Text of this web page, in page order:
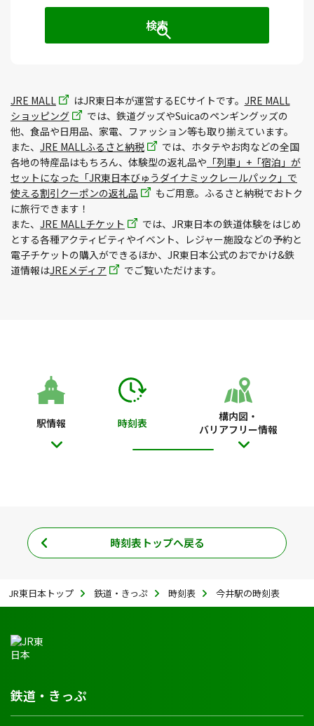
JRE MALL はJR東日本が運営するECサイトです。 JRE MALL
ショッピング
では、鉄道グッズやSuicaのペンギングッズの
他、食品や日用品、家電、ファッション等も取り揃えています。
また、 JRE MALLふるさと納税
では、ホタテやお肉などの全国
各地の特産品はもちろん、体験型の返礼品や 「列車」+「宿泊」が
セットになった「JR東日本びゅうダイナミックレールパック」で
使える割引クーポンの返礼品
もご用意。ふるさと納税でおトク
に旅行できます！
また、 JRE MALLチケット
では、JR東日本の鉄道体験をはじめ
とする各種アクティビティやイベント、レジャー施設などの予約と
電子チケットの購入ができるほか、JR東日本公式のおでかけ&鉄
道情報はJREメディア でご覧いただけます。
駅情報 時刻表
構内図・
バリアフリー情報
時刻表トップへ戻る
JR東日本トップ 鉄道・きっぷ 時刻表 今井駅の時刻表
鉄道・きっぷ